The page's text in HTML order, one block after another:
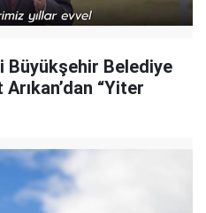
Büyükşehir Belediye
“Yiter